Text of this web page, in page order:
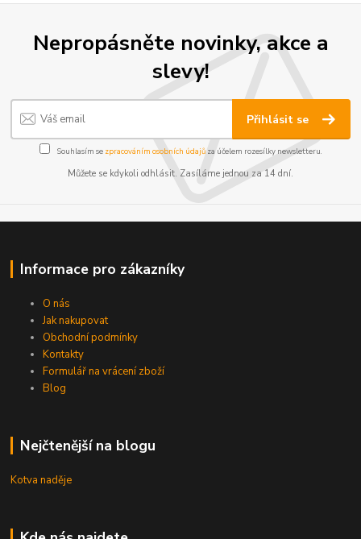
Nepropásněte novinky, akce a
slevy!
Přihlásit se
Souhlasím se zpracováním osobních údajůza účelem rozesílky newsletteru.
Můžete se kdykoli odhlásit. Zasíláme jednou za 14 dní.
Informace pro zákazníky
O nás
Jak nakupovat
Obchodní podmínky
Kontakty
Formulář na vrácení zboží
Blog
Nejčtenější na blogu
Kotva naděje